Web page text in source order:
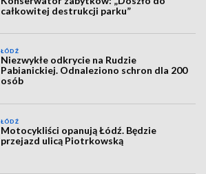
całkowitej destrukcji parku”
ŁÓDŹ
Niezwykłe odkrycie na Rudzie
Pabianickiej. Odnaleziono schron dla 200
osób
ŁÓDŹ
Motocykliści opanują Łódź. Będzie
przejazd ulicą Piotrkowską